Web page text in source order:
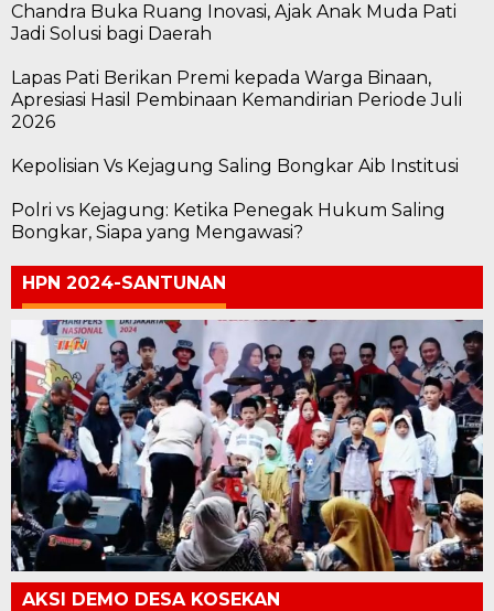
Chandra Buka Ruang Inovasi, Ajak Anak Muda Pati
Jadi Solusi bagi Daerah
Lapas Pati Berikan Premi kepada Warga Binaan,
Apresiasi Hasil Pembinaan Kemandirian Periode Juli
2026
Kepolisian Vs Kejagung Saling Bongkar Aib Institusi
Polri vs Kejagung: Ketika Penegak Hukum Saling
Bongkar, Siapa yang Mengawasi?
HPN 2024-SANTUNAN
AKSI DEMO DESA KOSEKAN